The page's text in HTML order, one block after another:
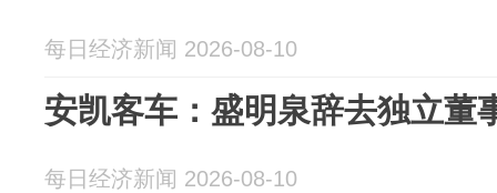
每日经济新闻 2026-08-10
安凯客车：盛明泉辞去独立董
每日经济新闻 2026-08-10